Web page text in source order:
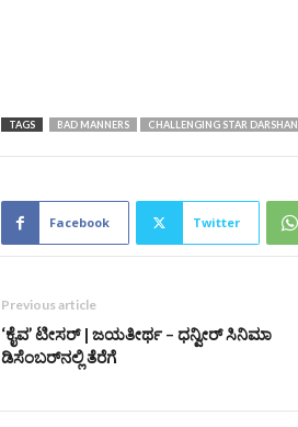
TAGS BAD MANNERS CHALLENGING STAR DARSHAN
Facebook Twitter
Previous article
‘ಕೈವ’ ಟೀಸರ್‌ | ಜಯತೀರ್ಥ – ಧನ್ವೀರ್‌ ಸಿನಿಮಾ
ಡಿಸೆಂಬರ್‌ನಲ್ಲಿ ತೆರೆಗೆ